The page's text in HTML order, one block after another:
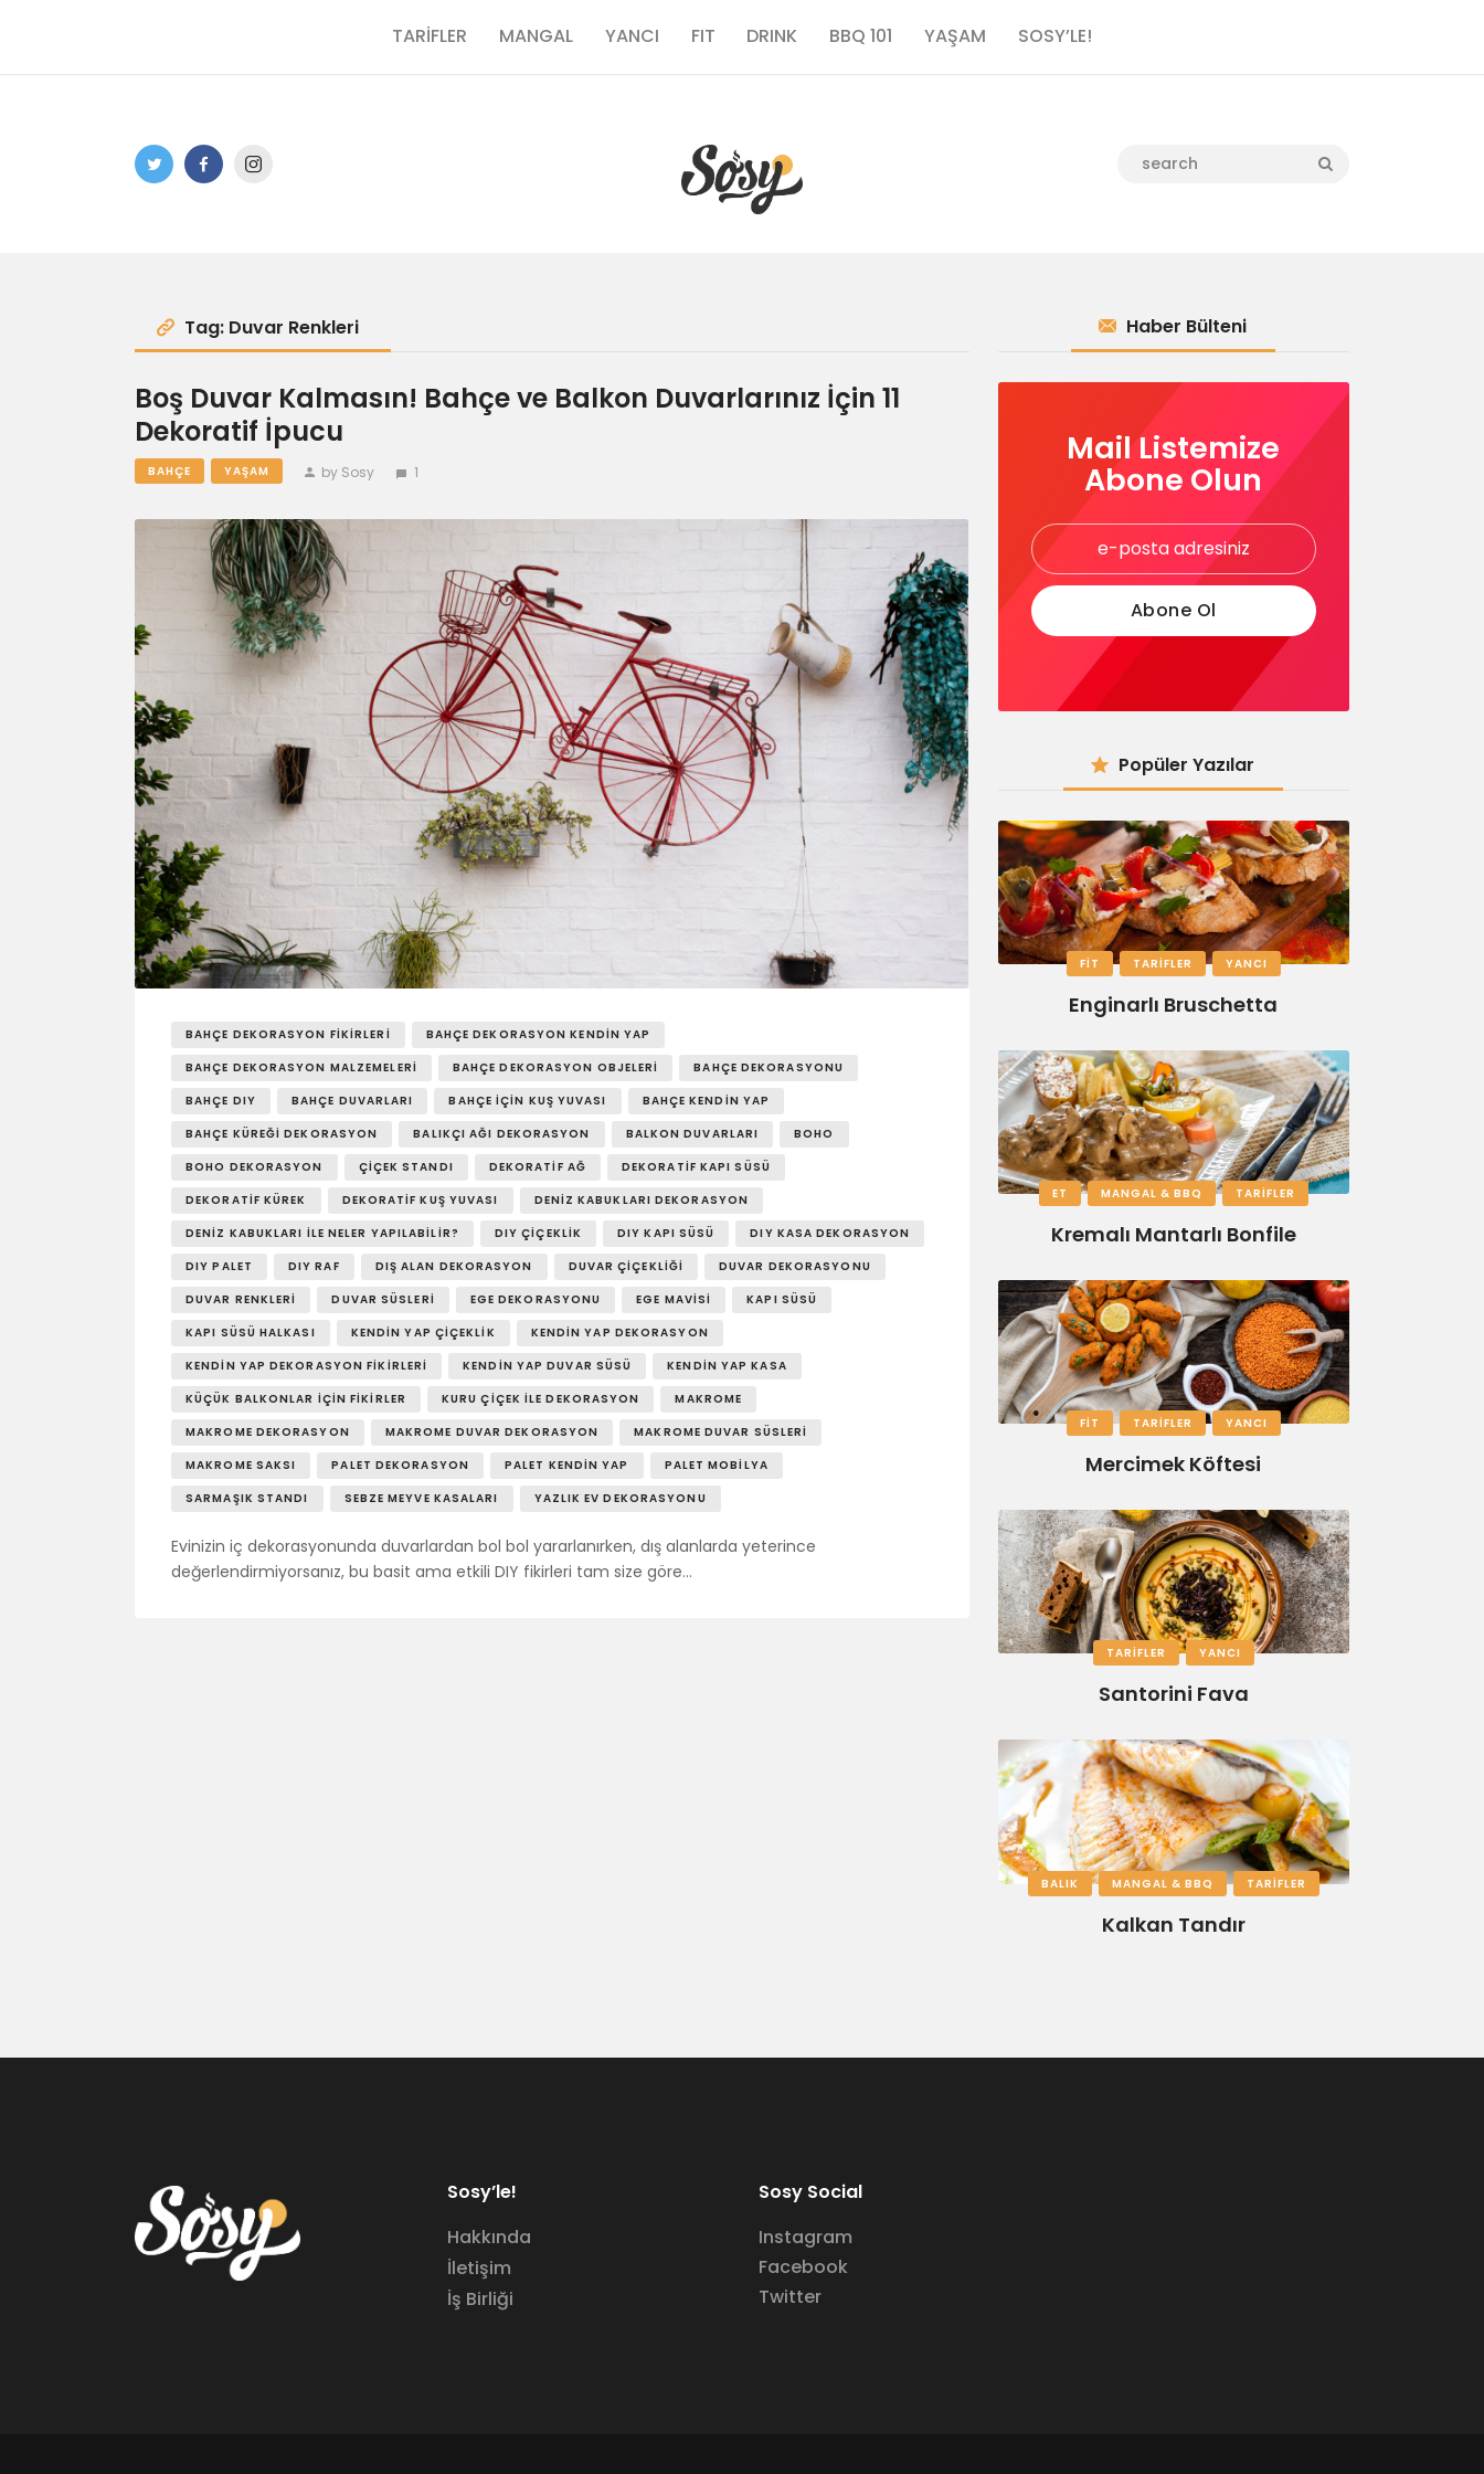
TARİFLER MANGAL YANCI FIT DRINK BBQ 101 YAŞAM SOSY’LE!
TARİFLER
YANCI
Tag: Duvar Renkleri
Boş Duvar Kalmasın! Bahçe ve Balkon Duvarlarınız İçin 11
Dekoratif İpucu
BAHÇE YAŞAM by Sosy 1
BAHÇE DEKORASYON FIKIRLERI
BAHÇE DEKORASYON KENDIN YAP
BAHÇE DEKORASYON MALZEMELERI
BAHÇE DEKORASYON OBJELERI
BAHÇE DEKORASYONU
BAHÇE DIY
BAHÇE DUVARLARI BAHÇE İÇIN KUŞ YUVASI
BAHÇE KENDIN YAP
BAHÇE KÜREĞI DEKORASYON
BALIKÇI AĞI DEKORASYON BALKON DUVARLARI
BOHO
BOHO DEKORASYON
ÇIÇEK STANDI DEKORATIF AĞ
DEKORATIF KAPI SÜSÜ
DEKORATIF KÜREK
DEKORATIF KUŞ YUVASI
DENIZ KABUKLARI DEKORASYON
DENIZ KABUKLARI İLE NELER YAPILABILIR?
DIY ÇIÇEKLIK DIY KAPI SÜSÜ
DIY KASA DEKORASYON
DIY PALET
DIY RAF DIŞ ALAN DEKORASYON DUVAR ÇIÇEKLIĞI
DUVAR DEKORASYONU
DUVAR RENKLERI
DUVAR SÜSLERI EGE DEKORASYONU EGE MAVISI
KAPI SÜSÜ
KAPI SÜSÜ HALKASI
KENDIN YAP ÇIÇEKLIK
KENDIN YAP DEKORASYON
KENDIN YAP DEKORASYON FIKIRLERI
KENDIN YAP DUVAR SÜSÜ
KENDIN YAP KASA
KÜÇÜK BALKONLAR İÇIN FIKIRLER
KURU ÇIÇEK ILE DEKORASYON
MAKROME
MAKROME DEKORASYON
MAKROME DUVAR DEKORASYON
MAKROME DUVAR SÜSLERI
MAKROME SAKSI
PALET DEKORASYON PALET KENDIN YAP
PALET MOBILYA
SARMAŞIK STANDI
SEBZE MEYVE KASALARI YAZLIK EV DEKORASYONU
Evinizin iç dekorasyonunda duvarlardan bol bol yararlanırken, dış alanlarda yeterince
değerlendirmiyorsanız, bu basit ama etkili DIY fikirleri tam size göre…
Haber Bülteni
Mail Listemize
Abone Olun
Popüler Yazılar
FIT TARIFLER YANCI
Enginarlı Bruschetta
ET MANGAL & BBQ TARIFLER
Kremalı Mantarlı Bonfile
FIT TARIFLER YANCI
Mercimek Köftesi
TARIFLER YANCI
Santorini Fava
BALIK MANGAL & BBQ TARIFLER
Kalkan Tandır
Sosy’le!
Hakkında
İletişim
İş Birliği
Sosy Social
Instagram
Facebook
Twitter